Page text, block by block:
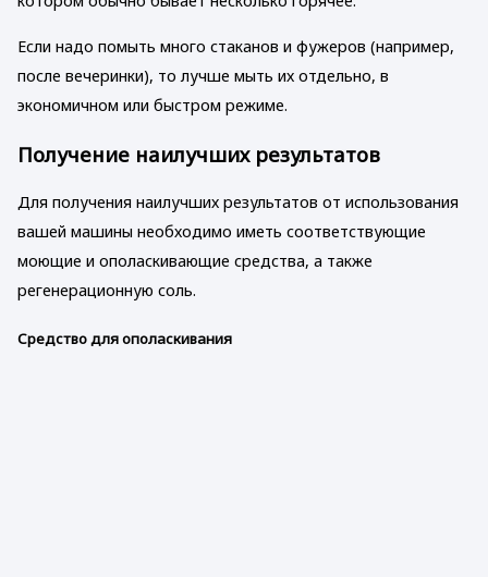
Если надо помыть много стаканов и фужеров (например,
после вечеринки), то лучше мыть их отдельно, в
экономичном или быстром режиме.
Получение наилучших результатов
Для получения наилучших результатов от использования
вашей машины необходимо иметь соответствующие
моющие и ополаскивающие средства, а также
регенерационную соль.
Средство для ополаскивания